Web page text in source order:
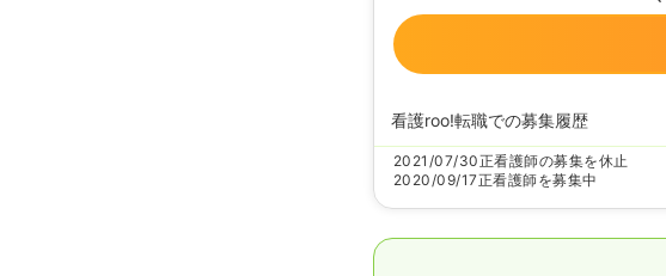
看護roo!転職での募集履歴
2021/07/30正看護師の募集を休止
2020/09/17正看護師を募集中